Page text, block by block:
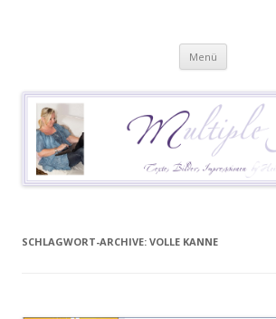
Menü Springe
Inhalt
SCHLAGWORT-ARCHIVE: VOLLE KANNE